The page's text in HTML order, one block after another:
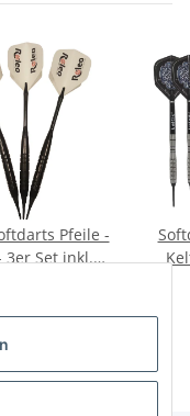
Pfeile -
3er Set inkl.